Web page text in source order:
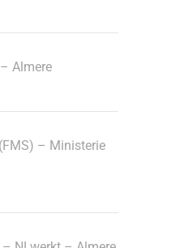
Almere
– Ministerie